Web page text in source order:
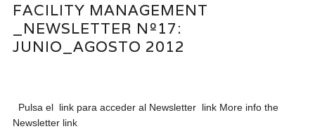
FACILITY MANAGEMENT
_NEWSLETTER Nº17:
JUNIO_AGOSTO 2012
Pulsa el link para acceder al Newsletter link More info the
Newsletter link